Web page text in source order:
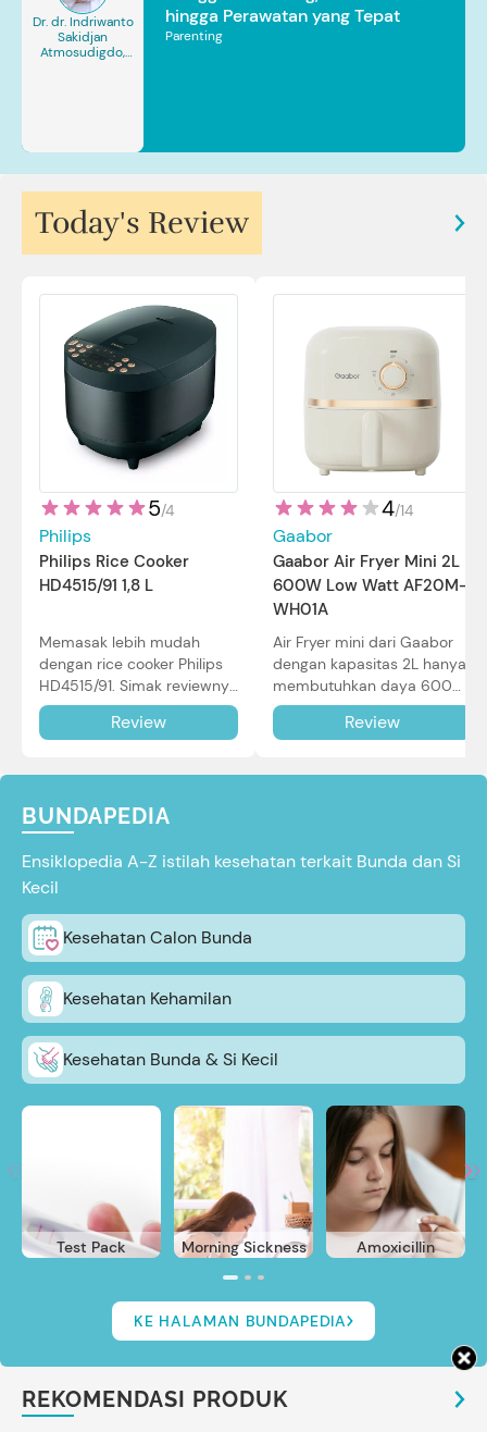
Dr. dr. Indriwanto
Sakidjan
Atmosudigdo,
hingga Perawatan yang Tepat
Parenting
Today's Review
5/4
Philips
Philips Rice Cooker
HD4515/91 1,8 L
Memasak lebih mudah
dengan rice cooker Philips
HD4515/91. Simak reviewnya
di sini.
Review
4/14
Gaabor
Gaabor Air Fryer Mini 2L
600W Low Watt AF20M-
WH01A
Air Fryer mini dari Gaabor
dengan kapasitas 2L hanya
membutuhkan daya 600W
dalam pemakaian. Simak
review selengkapnya di sini.
Review
BUNDAPEDIA
Ensiklopedia A-Z istilah kesehatan terkait Bunda dan Si
Kecil
Kesehatan Calon Bunda
Kesehatan Kehamilan
Kesehatan Bunda & Si Kecil
Test Pack Morning Sickness Amoxicillin
KE HALAMAN BUNDAPEDIA
REKOMENDASI PRODUK